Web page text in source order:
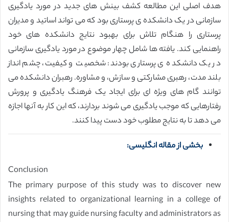
هدف اصلی این مطالعه کشف بینش های جدید در مورد یادگیری
سازمانی در یک دانشکده ی پرستاری بود که می تواند اساتید و مدیران
پرستاری را هنگام تلاش برای بهبود نتایج دانشکده های خود
راهنمایی کند. یافته ها شامل چهار موضوع در مورد یادگیری سازمانی
در یک دانشکده ی پرستاری بودند: شخصیت و کیفیت، چشم انداز
بلند مدت، رهبری مشارکتی و سازش، و مشاوره. رهبران دانشکده می
توانند گام های ویژه ای برای ایجاد یک فرهنگ یادگیری و پرورش
رفتارهایی که موجب یادگیری می شوند بردارند، که این کار به آنها اجازه
می دهد تا به نتایج مطلوب خود دست پیدا کنند.
بخشی از مقاله انگلیسی:
Conclusion
The primary purpose of this study was to discover new
insights related to organizational learning in a college of
nursing that may guide nursing faculty and administrators as